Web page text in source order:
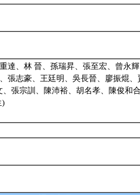
達、林 晉、孫瑞昇、張至宏、曾永
張志豪、王廷明、吳長晉、廖振焜
張宗訓、陳沛裕、胡名孝、陳俊和
)